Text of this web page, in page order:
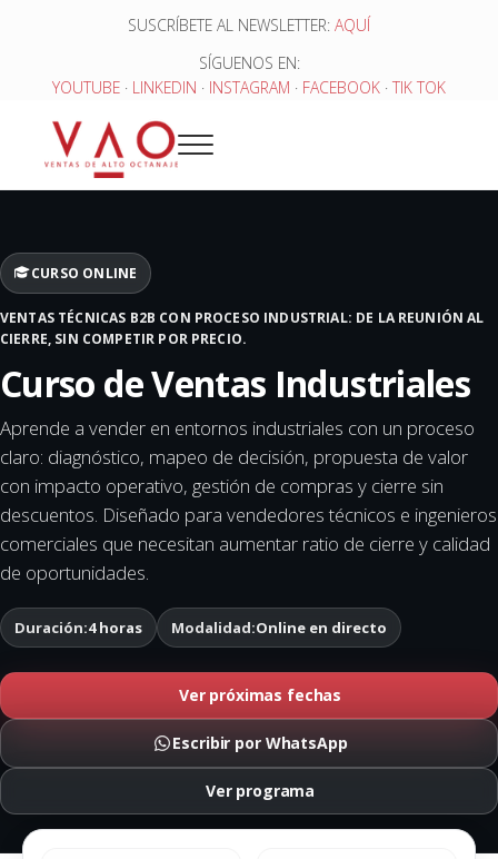
Saltar al contenido principal
Skip to header right navigation
SUSCRÍBETE AL NEWSLETTER: AQUÍ
SÍGUENOS EN:
YOUTUBE · LINKEDIN · INSTAGRAM · FACEBOOK · TIK TOK
Menu
CURSO ONLINE
VENTAS TÉCNICAS B2B CON PROCESO INDUSTRIAL: DE LA REUNIÓN AL
CIERRE, SIN COMPETIR POR PRECIO.
Curso de Ventas Industriales
Aprende a vender en entornos industriales con un proceso
claro: diagnóstico, mapeo de decisión, propuesta de valor
con impacto operativo, gestión de compras y cierre sin
descuentos. Diseñado para vendedores técnicos e ingenieros
comerciales que necesitan aumentar ratio de cierre y calidad
de oportunidades.
Duración:4 horas Modalidad:Online en directo
Ver próximas fechas
Escribir por WhatsApp
Ver programa